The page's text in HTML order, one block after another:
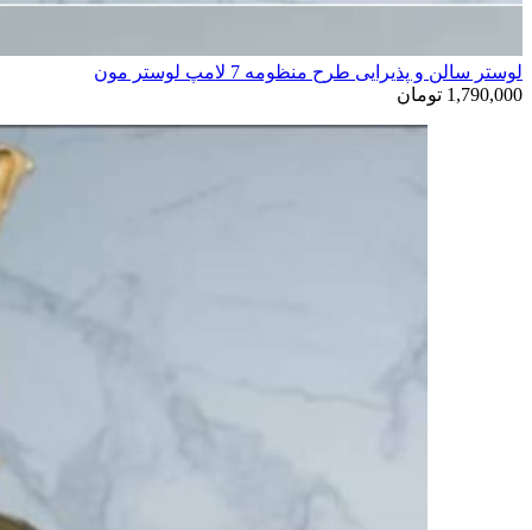
لوستر سالن و پذیرایی طرح منظومه 7 لامپ لوستر مون
1,790,000 تومان